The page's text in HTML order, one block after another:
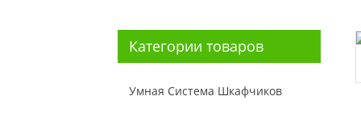
Категории товаров
Умная Система Шкафчиков